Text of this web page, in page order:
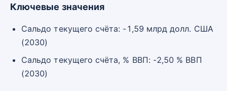
Ключевые значения
Сальдо текущего счёта: -1,59 млрд долл. США
(2030)
Сальдо текущего счёта, % ВВП: -2,50 % ВВП
(2030)